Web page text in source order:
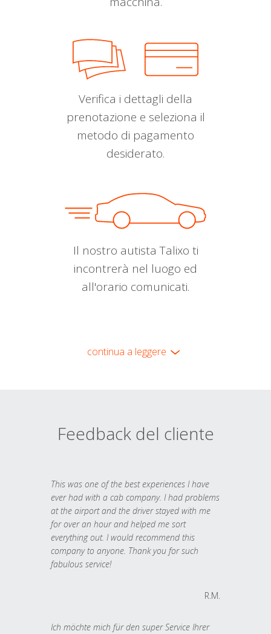
Verifica i dettagli della
prenotazione e seleziona il
metodo di pagamento
desiderato.
Il nostro autista Talixo ti
incontrerà nel luogo ed
all'orario comunicati.
continua a leggere
Feedback del cliente
This was one of the best experiences I have
ever had with a cab company. I had problems
at the airport and the driver stayed with me
for over an hour and helped me sort
everything out. I would recommend this
company to anyone. Thank you for such
fabulous service!
R.M.
Ich möchte mich für den super Service Ihrer